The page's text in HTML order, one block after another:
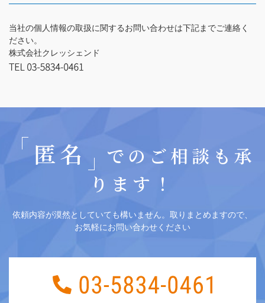
当社の個人情報の取扱に関するお問い合わせは下記までご連絡く
ださい。
株式会社クレッシェンド
匿名
でのご相談も承
ります！
依頼内容が漠然としていても構いません。取りまとめますので、
お気軽にお問い合わせください